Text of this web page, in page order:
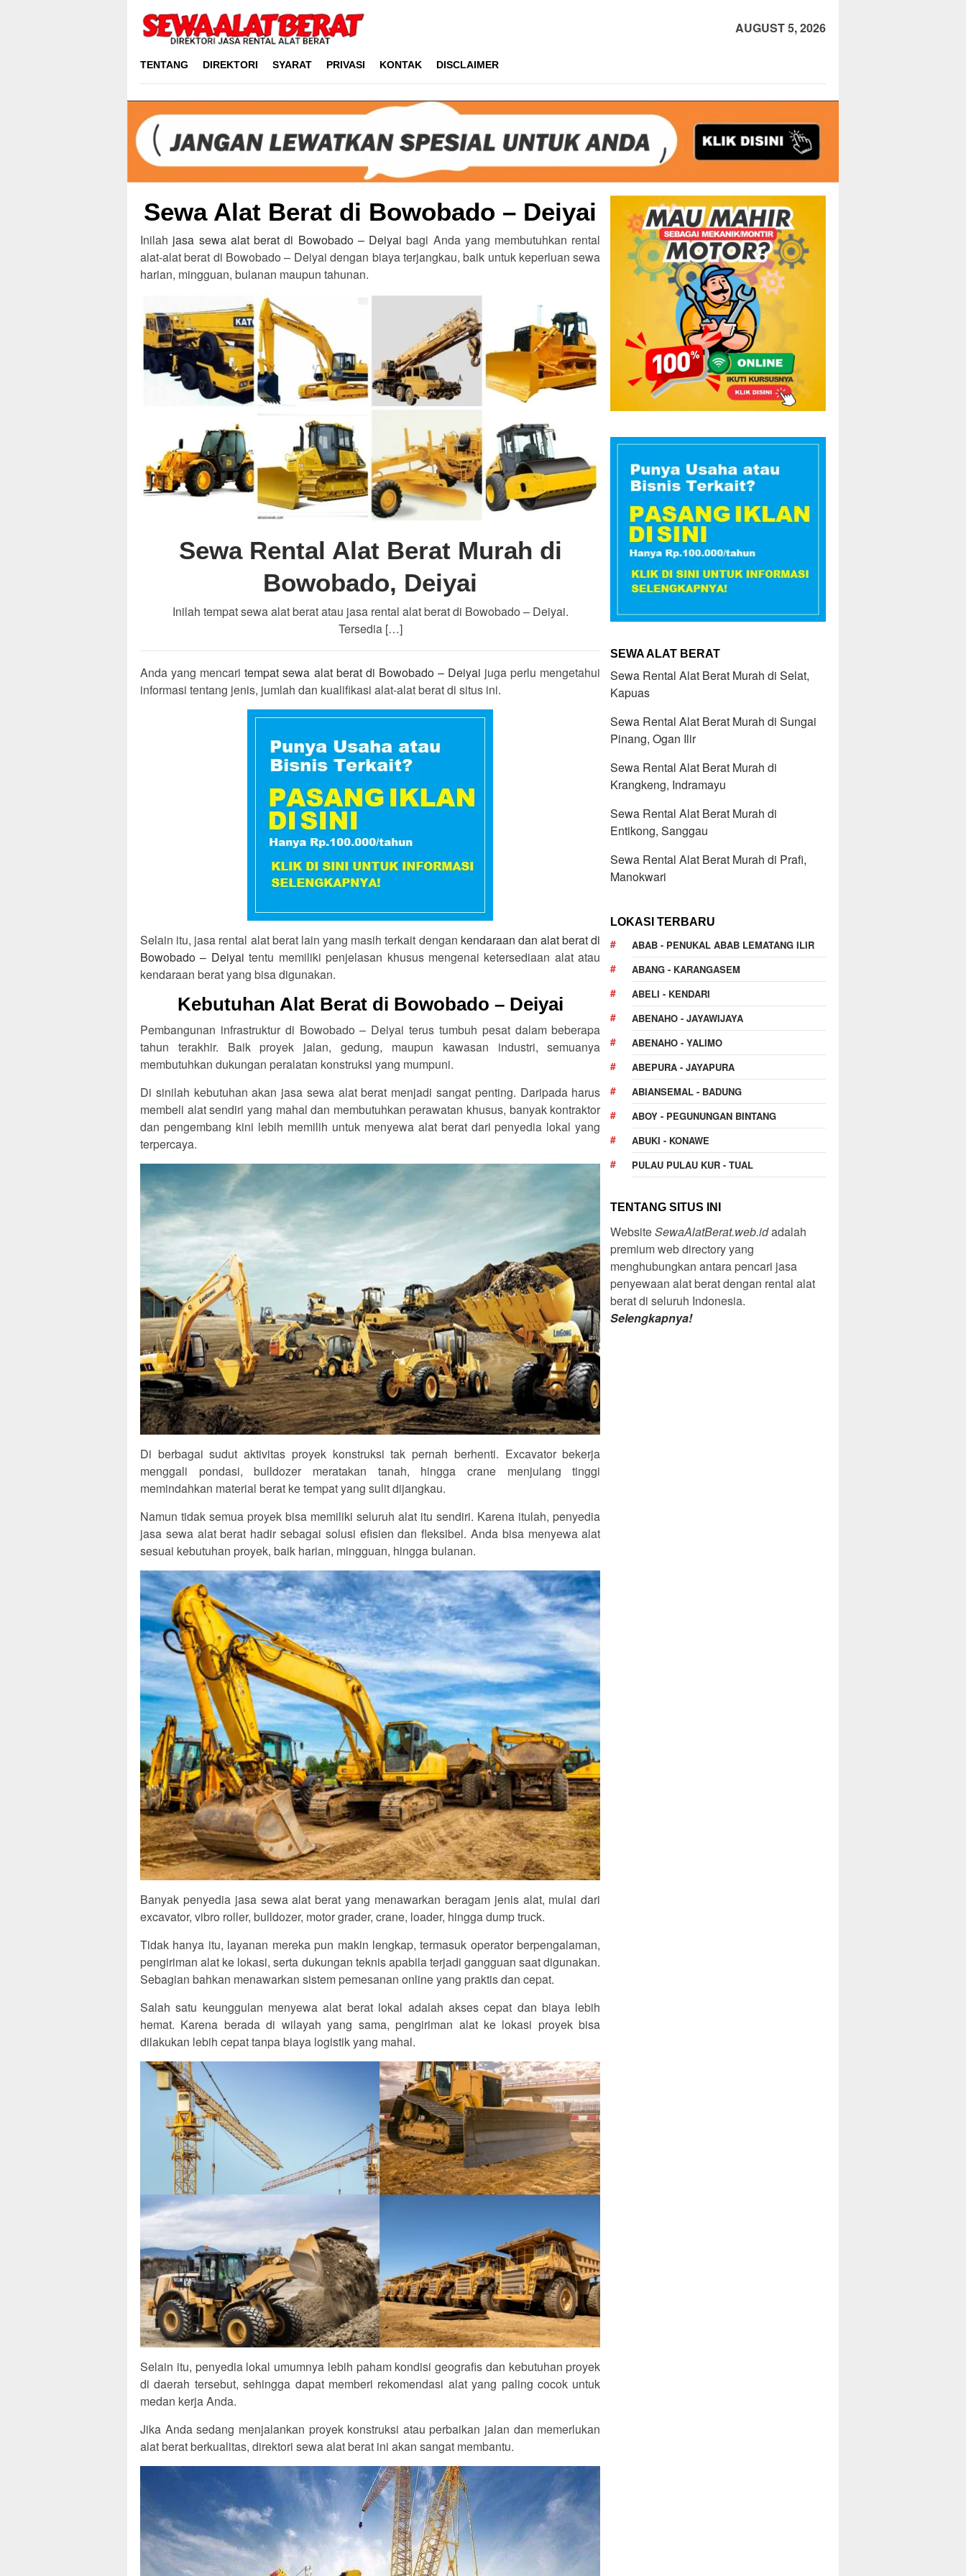
content
AUGUST 5, 2026
TENTANG DIREKTORI SYARAT PRIVASI KONTAK DISCLAIMER
Sewa Alat Berat di Bowobado – Deiyai
Inilah jasa sewa alat berat di Bowobado – Deiyai bagi Anda yang membutuhkan rental
alat-alat berat di Bowobado – Deiyai dengan biaya terjangkau, baik untuk keperluan sewa
harian, mingguan, bulanan maupun tahunan.
Sewa Rental Alat Berat Murah di
Bowobado, Deiyai
Inilah tempat sewa alat berat atau jasa rental alat berat di Bowobado – Deiyai.
Tersedia […]
Anda yang mencaritempat sewa alat berat di Bowobado – Deiyai juga perlu mengetahui
informasi tentang jenis, jumlah dan kualifikasi alat-alat berat di situs ini.
Selain itu, jasa rental alat berat lain yang masih terkait dengan kendaraan dan alat berat di
Bowobado – Deiyai tentu memiliki penjelasan khusus mengenai ketersediaan alat atau
kendaraan berat yang bisa digunakan.
Kebutuhan Alat Berat di Bowobado – Deiyai
Pembangunan infrastruktur di Bowobado – Deiyai terus tumbuh pesat dalam beberapa
tahun terakhir. Baik proyek jalan, gedung, maupun kawasan industri, semuanya
membutuhkan dukungan peralatan konstruksi yang mumpuni.
Di sinilah kebutuhan akan jasa sewa alat berat menjadi sangat penting. Daripada harus
membeli alat sendiri yang mahal dan membutuhkan perawatan khusus, banyak kontraktor
dan pengembang kini lebih memilih untuk menyewa alat berat dari penyedia lokal yang
terpercaya.
Di berbagai sudut aktivitas proyek konstruksi tak pernah berhenti. Excavator bekerja
menggali pondasi, bulldozer meratakan tanah, hingga crane menjulang tinggi
memindahkan material berat ke tempat yang sulit dijangkau.
Namun tidak semua proyek bisa memiliki seluruh alat itu sendiri. Karena itulah, penyedia
jasa sewa alat berat hadir sebagai solusi efisien dan fleksibel. Anda bisa menyewa alat
sesuai kebutuhan proyek, baik harian, mingguan, hingga bulanan.
Banyak penyedia jasa sewa alat berat yang menawarkan beragam jenis alat, mulai dari
excavator, vibro roller, bulldozer, motor grader, crane, loader, hingga dump truck.
Tidak hanya itu, layanan mereka pun makin lengkap, termasuk operator berpengalaman,
pengiriman alat ke lokasi, serta dukungan teknis apabila terjadi gangguan saat digunakan.
Sebagian bahkan menawarkan sistem pemesanan online yang praktis dan cepat.
Salah satu keunggulan menyewa alat berat lokal adalah akses cepat dan biaya lebih
hemat. Karena berada di wilayah yang sama, pengiriman alat ke lokasi proyek bisa
dilakukan lebih cepat tanpa biaya logistik yang mahal.
Selain itu, penyedia lokal umumnya lebih paham kondisi geografis dan kebutuhan proyek
di daerah tersebut, sehingga dapat memberi rekomendasi alat yang paling cocok untuk
medan kerja Anda.
Jika Anda sedang menjalankan proyek konstruksi atau perbaikan jalan dan memerlukan
alat berat berkualitas, direktori sewa alat berat ini akan sangat membantu.
SEWA ALAT BERAT
Sewa Rental Alat Berat Murah di Selat,
Kapuas
Sewa Rental Alat Berat Murah di Sungai
Pinang, Ogan Ilir
Sewa Rental Alat Berat Murah di
Krangkeng, Indramayu
Sewa Rental Alat Berat Murah di
Entikong, Sanggau
Sewa Rental Alat Berat Murah di Prafi,
Manokwari
LOKASI TERBARU
ABAB - PENUKAL ABAB LEMATANG ILIR
ABANG - KARANGASEM
ABELI - KENDARI
ABENAHO - JAYAWIJAYA
ABENAHO - YALIMO
ABEPURA - JAYAPURA
ABIANSEMAL - BADUNG
ABOY - PEGUNUNGAN BINTANG
ABUKI - KONAWE
PULAU PULAU KUR - TUAL
TENTANG SITUS INI
WebsiteSewaAlatBerat.web.idadalah
premium web directory yang
menghubungkan antara pencari jasa
penyewaan alat berat dengan rental alat
berat di seluruh Indonesia.
Selengkapnya!